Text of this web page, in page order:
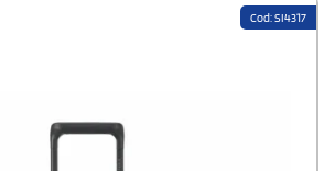
Cod: SI4317